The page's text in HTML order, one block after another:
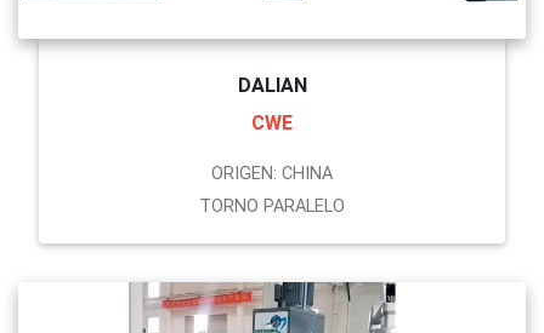
DALIAN
CWE
ORIGEN: CHINA
TORNO PARALELO